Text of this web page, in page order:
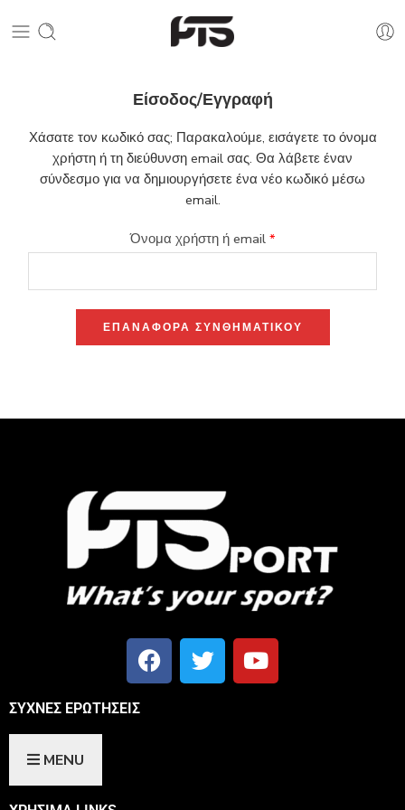
Είσοδος/Εγγραφή
Χάσατε τον κωδικό σας; Παρακαλούμε, εισάγετε το όνομα
χρήστη ή τη διεύθυνση email σας. Θα λάβετε έναν
σύνδεσμο για να δημιουργήσετε ένα νέο κωδικό μέσω
email.
Όνομα χρήστη ή email *
ΕΠΑΝΑΦΟΡΆ ΣΥΝΘΗΜΑΤΙΚΟΎ
ΣΥΧΝΕΣ ΕΡΩΤΗΣΕΙΣ
MENU